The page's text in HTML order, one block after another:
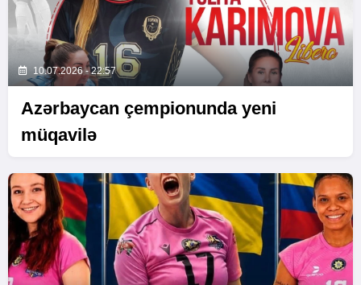
10.07.2026 - 22:57
Azərbaycan çempionunda yeni
müqavilə